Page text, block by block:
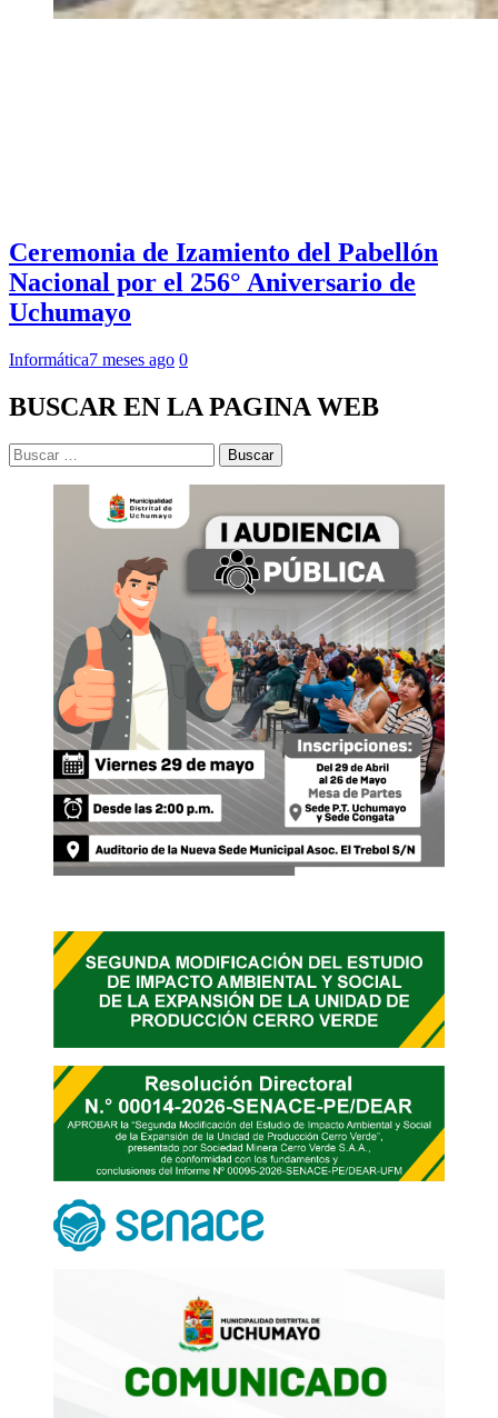
Ceremonia de Izamiento del Pabellón
Nacional por el 256° Aniversario de
Uchumayo
Informática7 meses ago 0
BUSCAR EN LA PAGINA WEB
Buscar: